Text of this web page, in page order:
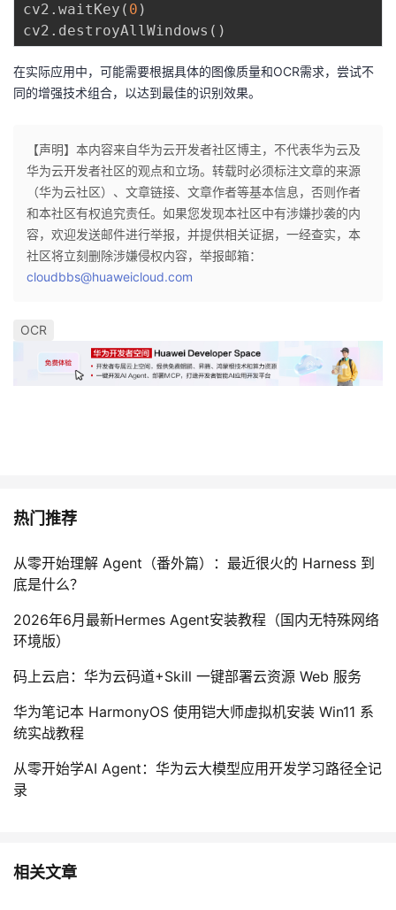
cv2 . waitKey ( 0 )
cv2 . destroyAllWindows ( )
在实际应用中，可能需要根据具体的图像质量和OCR需求，尝试不
同的增强技术组合，以达到最佳的识别效果。
【声明】本内容来自华为云开发者社区博主，不代表华为云及
华为云开发者社区的观点和立场。转载时必须标注文章的来源
（华为云社区）、文章链接、文章作者等基本信息，否则作者
和本社区有权追究责任。如果您发现本社区中有涉嫌抄袭的内
容，欢迎发送邮件进行举报，并提供相关证据，一经查实，本
社区将立刻删除涉嫌侵权内容，举报邮箱：
cloudbbs@huaweicloud.com
OCR
热门推荐
从零开始理解 Agent（番外篇）：最近很火的 Harness 到
底是什么？
2026年6月最新Hermes Agent安装教程（国内无特殊网络
环境版）
码上云启：华为云码道+Skill 一键部署云资源 Web 服务
华为笔记本 HarmonyOS 使用铠大师虚拟机安装 Win11 系
统实战教程
从零开始学AI Agent：华为云大模型应用开发学习路径全记
录
相关文章